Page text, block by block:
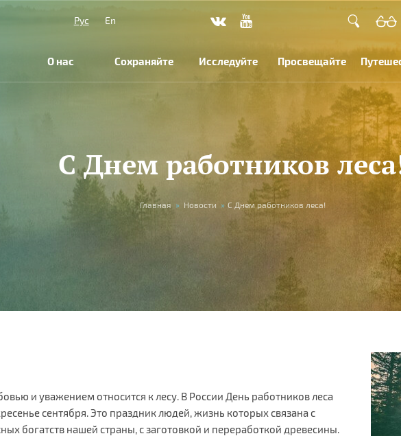
Рус
En
О нас Сохраняйте Исследуйте Просвещайте
С Днем работников
Главная » Новости » С Днем работников леса!
и уважением относится к лесу. В России День работников леса
сентября. Это праздник людей, жизнь которых связана с
богатств нашей страны, с заготовкой и переработкой древесины.